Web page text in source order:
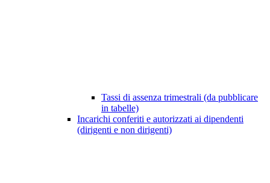
Tassi di assenza trimestrali (da pubblicare
in tabelle)
Incarichi conferiti e autorizzati ai dipendenti
(dirigenti e non dirigenti)